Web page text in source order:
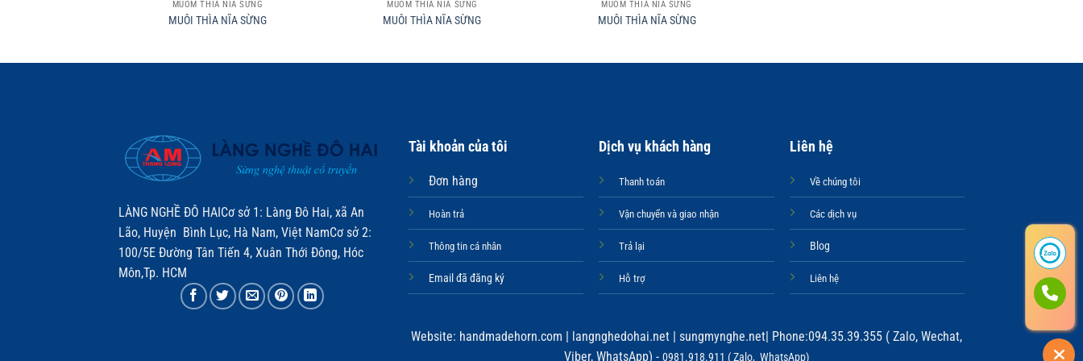
MUỖM THÌA NĨA SỪNG
MUÔI THÌA NĨA SỪNG
MUỖM THÌA NĨA SỪNG
MUÔI THÌA NĨA SỪNG
MUỖM THÌA NĨA SỪNG
MUÔI THÌA NĨA SỪNG
LÀNG NGHỀ ĐÔ HAICơ sở 1: Làng Đô Hai, xã An
Lão, Huyện Bình Lục, Hà Nam, Việt NamCơ sở 2:
100/5E Đường Tân Tiến 4, Xuân Thới Đông, Hóc
Môn,Tp. HCM
Tài khoản của tôi
Đơn hàng
Hoàn trả
Thông tin cá nhân
Email đã đăng ký
Dịch vụ khách hàng
Thanh toán
Vận chuyển và giao nhận
Trả lại
Hỗ trợ
Liên hệ
Về chúng tôi
Các dịch vụ
Blog
Liên hệ
Website: handmadehorn.com langnghedohai.net sungmynghe.net | Phone:094.35.39.355 ( Zalo, Wechat,
Viber, WhatsApp) - 0981.918.911 ( Zalo, WhatsApp)